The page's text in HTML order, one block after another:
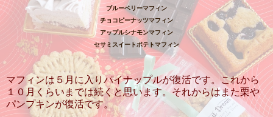
ブルーベリーマフィン
チョコピーナッツマフィン
アップルシナモンマフィン
セサミスイートポテトマフィン
マフィンは５月に入りパイナップルが復活です。これから
１０月くらいまでは続くと思います。それからはまた栗や
パンプキンが復活です。